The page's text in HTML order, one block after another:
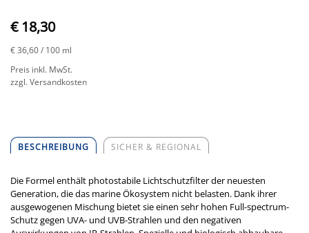
€ 18,30
€ 36,60/ 100 ml
Preis inkl. MwSt.
zzgl. Versandkosten
BESCHREIBUNG SICHER & REGIONAL
Die Formel enthält photostabile Lichtschutzfilter der neuesten
Generation, die das marine Ökosystem nicht belasten. Dank ihrer
ausgewogenen Mischung bietet sie einen sehr hohen Full-spectrum-
Schutz gegen UVA- und UVB-Strahlen und den negativen